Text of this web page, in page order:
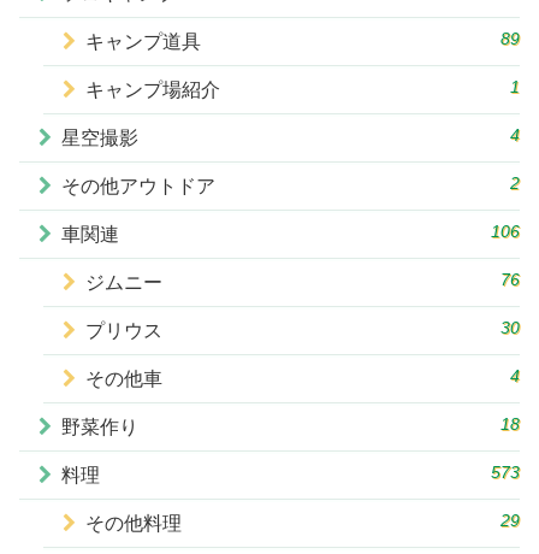
キャンプ道具 89
キャンプ場紹介 1
星空撮影 4
その他アウトドア 2
車関連 106
ジムニー 76
プリウス 30
その他車 4
野菜作り 18
料理 573
その他料理 29